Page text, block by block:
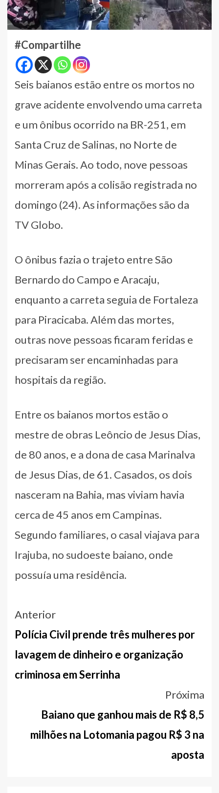
#Compartilhe
Seis baianos estão entre os mortos no
grave acidente envolvendo uma carreta
e um ônibus ocorrido na BR-251, em
Santa Cruz de Salinas, no Norte de
Minas Gerais. Ao todo, nove pessoas
morreram após a colisão registrada no
domingo (24). As informações são da
TV Globo.
O ônibus fazia o trajeto entre São
Bernardo do Campo e Aracaju,
enquanto a carreta seguia de Fortaleza
para Piracicaba. Além das mortes,
outras nove pessoas ficaram feridas e
precisaram ser encaminhadas para
hospitais da região.
Entre os baianos mortos estão o
mestre de obras Leôncio de Jesus Dias,
de 80 anos, e a dona de casa Marinalva
de Jesus Dias, de 61. Casados, os dois
nasceram na Bahia, mas viviam havia
cerca de 45 anos em Campinas.
Segundo familiares, o casal viajava para
Irajuba, no sudoeste baiano, onde
possuía uma residência.
Navegação
entre
notícias
Anterior
Polícia Civil prende três mulheres por
lavagem de dinheiro e organização
criminosa em Serrinha
Próxima
Baiano que ganhou mais de R$ 8,5
milhões na Lotomania pagou R$ 3 na
aposta